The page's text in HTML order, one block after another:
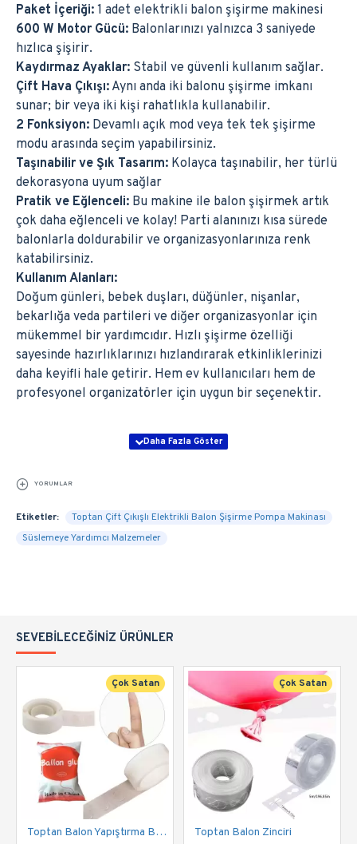
Paket İçeriği: 1 adet elektrikli balon şişirme makinesi
600 W Motor Gücü: Balonlarınızı yalnızca 3 saniyede
hızlıca şişirir.
Kaydırmaz Ayaklar: Stabil ve güvenli kullanım sağlar.
Çift Hava Çıkışı: Aynı anda iki balonu şişirme imkanı
sunar; bir veya iki kişi rahatlıkla kullanabilir.
2 Fonksiyon: Devamlı açık mod veya tek tek şişirme
modu arasında seçim yapabilirsiniz.
Taşınabilir ve Şık Tasarım: Kolayca taşınabilir, her türlü
dekorasyona uyum sağlar
Pratik ve Eğlenceli: Bu makine ile balon şişirmek artık
çok daha eğlenceli ve kolay! Parti alanınızı kısa sürede
balonlarla doldurabilir ve organizasyonlarınıza renk
katabilirsiniz.
Kullanım Alanları:
Doğum günleri, bebek duşları, düğünler, nişanlar,
bekarlığa veda partileri ve diğer organizasyonlar için
mükemmel bir yardımcıdır. Hızlı şişirme özelliği
sayesinde hazırlıklarınızı hızlandırarak etkinliklerinizi
daha keyifli hale getirir. Hem ev kullanıcıları hem de
profesyonel organizatörler için uygun bir seçenektir.
YORUMLAR
Etiketler:
Toptan Çift Çıkışlı Elektrikli Balon Şişirme Pompa Makinası
Süslemeye Yardımcı Malzemeler
SEVEBILECEĞINIZ ÜRÜNLER
Çok Satan
Toptan Balon Yapıştırma Bandı
Çok Satan
Toptan Balon Zinciri